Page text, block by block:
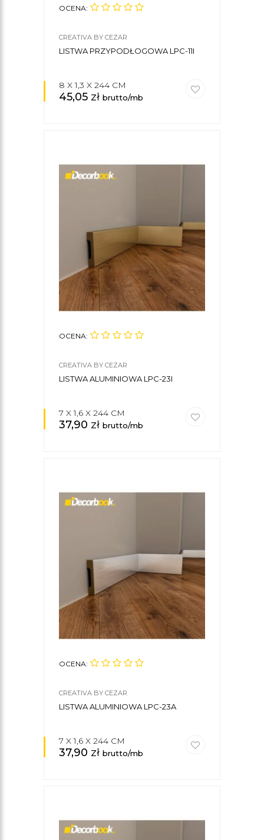
OCENA:
CREATIVA BY CEZAR
LISTWA PRZYPODŁOGOWA LPC-11I
8 X 1,3 X 244 CM
45,05 zł brutto/mb
OCENA:
CREATIVA BY CEZAR
LISTWA ALUMINIOWA LPC-23I
7 X 1,6 X 244 CM
37,90 zł brutto/mb
OCENA:
CREATIVA BY CEZAR
LISTWA ALUMINIOWA LPC-23A
7 X 1,6 X 244 CM
37,90 zł brutto/mb